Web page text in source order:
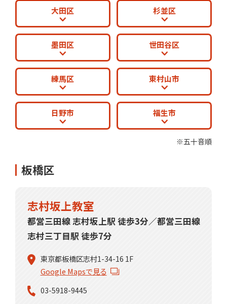
大田区 杉並区
墨田区 世田谷区
練馬区 東村山市
日野市 福生市
※五十音順
板橋区
志村坂上教室
都営三田線 志村坂上駅 徒歩3分／都営三田線
志村三丁目駅 徒歩7分
東京都板橋区志村1-34-16 1F
Google Mapsで見る
03-5918-9445